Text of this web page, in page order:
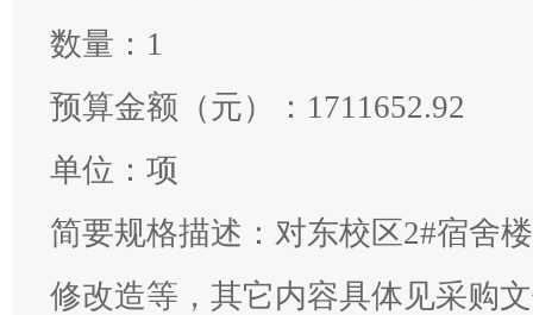
数量： 1
预算金额（元）： 1711652.92
单位： 项
简要规格描述： 对东校区2#宿舍
修改造等，其它内容具体见采购